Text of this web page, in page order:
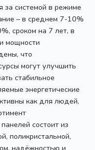
системой в режиме
– в среднем 7-10%
сроком на 7 лет, в
мощности
что
могут улучшить
стабильное
энергетические
как для людей,
состоит из
поликристальной,
надёжностью и